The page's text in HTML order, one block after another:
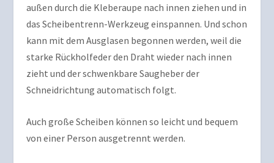
außen durch die Kleberaupe nach innen ziehen und in
das Scheibentrenn-Werkzeug einspannen. Und schon
kann mit dem Ausglasen begonnen werden, weil die
starke Rückholfeder den Draht wieder nach innen
zieht und der schwenkbare Saugheber der
Schneidrichtung automatisch folgt.
Auch große Scheiben können so leicht und bequem
von einer Person ausgetrennt werden.